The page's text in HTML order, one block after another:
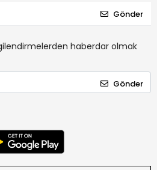
Gönder
haberdar olmak
Gönder